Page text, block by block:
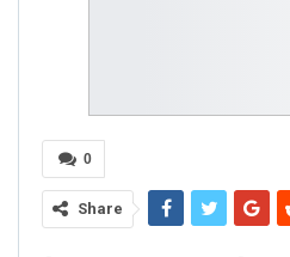
0
Share